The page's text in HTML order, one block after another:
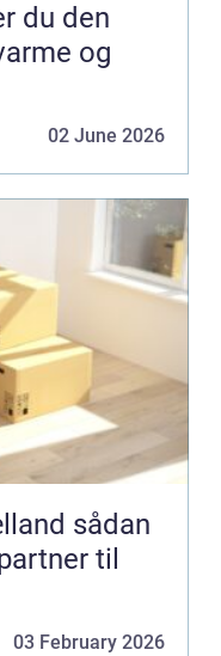
og
02 June 2026
til
03 February 2026